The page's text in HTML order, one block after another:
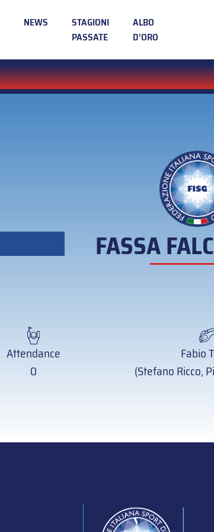
NEWS
STAGIONI
PASSATE
ALBO
D’ORO
FASSA
Attendance
0
Fabio
(Stefano Ricco,